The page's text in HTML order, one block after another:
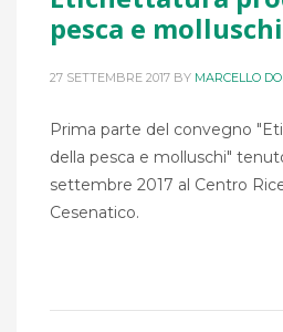
pesca e
27 SETTEMBRE 2017 BY MARCELLO
Prima parte del convegno
della pesca e molluschi"
settembre 2017 al Centro
Cesenatico.